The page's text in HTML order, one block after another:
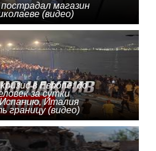
магазин
(видео)
в Европе: до
за сутки
Испанию, Италия
границу (видео)